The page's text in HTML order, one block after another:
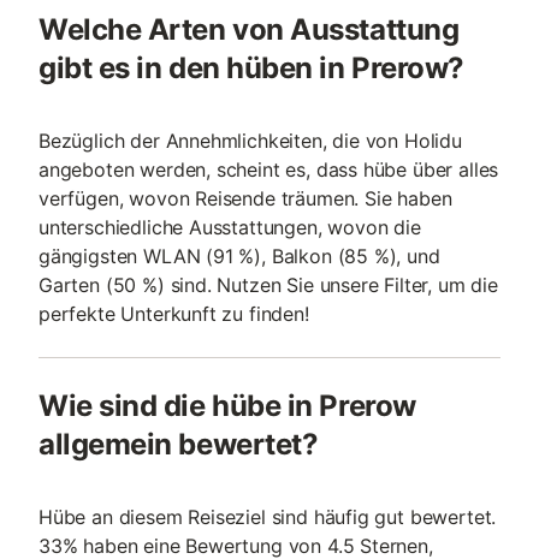
Welche Arten von Ausstattung
gibt es in den hüben in Prerow?
Bezüglich der Annehmlichkeiten, die von Holidu
angeboten werden, scheint es, dass hübe über alles
verfügen, wovon Reisende träumen. Sie haben
unterschiedliche Ausstattungen, wovon die
gängigsten WLAN (91 %), Balkon (85 %), und
Garten (50 %) sind. Nutzen Sie unsere Filter, um die
perfekte Unterkunft zu finden!
Wie sind die hübe in Prerow
allgemein bewertet?
Hübe an diesem Reiseziel sind häufig gut bewertet.
33% haben eine Bewertung von 4.5 Sternen,